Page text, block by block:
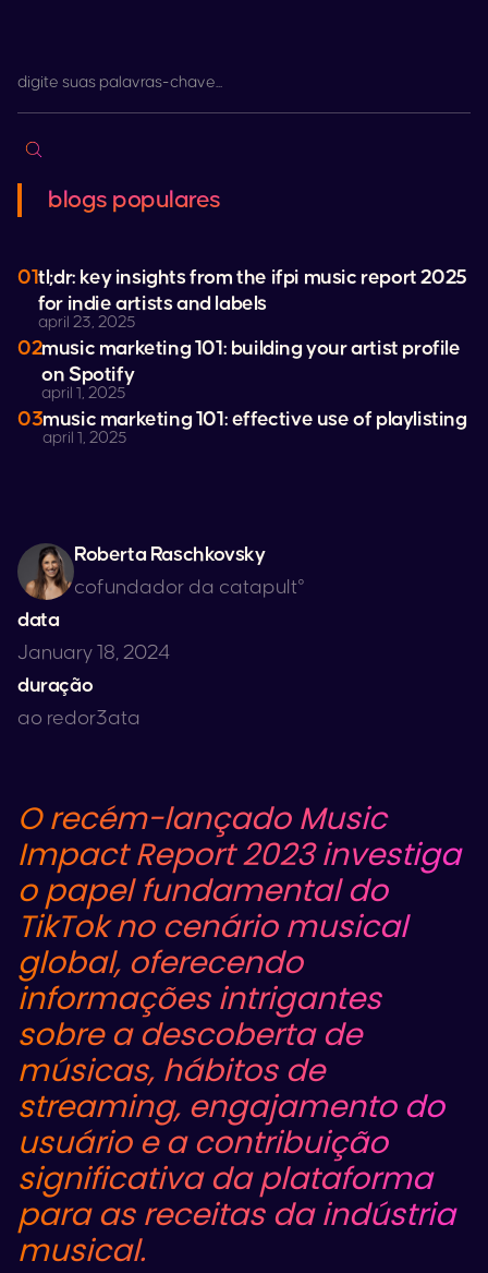
blogs populares
01tl;dr: key insights from the ifpi music report 2025
for indie artists and labels
april 23, 2025
02music marketing 101: building your artist profile
onSpotify
april 1, 2025
03music marketing 101: effective use of playlisting
april 1, 2025
Roberta Raschkovsky
cofundador da catapult°
data
January 18, 2024
duração
ao redor3ata
O recém-lançado Music
Impact Report 2023 investiga
o papel fundamental do
TikTokno cenário musical
global, oferecendo
informações intrigantes
sobre a descoberta de
músicas, hábitos de
streaming, engajamento do
usuário e a contribuição
significativa da plataforma
para as receitas da indústria
musical.